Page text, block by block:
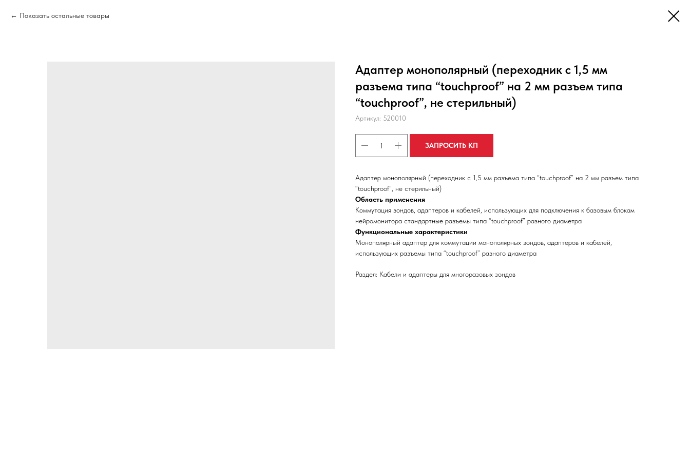
Показать остальные товары
Адаптер монополярный (переходник с 1,5 мм
разъема типа “touchproof” на 2 мм разъем типа
“touchproof”, не стерильный)
Артикул: 520010
ЗАПРОСИТЬ КП
Адаптер монополярный (переходник с 1,5 мм разъема типа “touchproof” на 2 мм разъем типа
“touchproof”, не стерильный)
Область применения
Коммутация зондов, адаптеров и кабелей, использующих для подключения к базовым блокам
нейромонитора стандартные разъемы типа “touchproof” разного диаметра
Функциональные характеристики
Монополярный адаптер для коммутации монополярных зондов, адаптеров и кабелей,
использующих разъемы типа “touchproof” разного диаметра
Раздел: Кабели и адаптеры для многоразовых зондов